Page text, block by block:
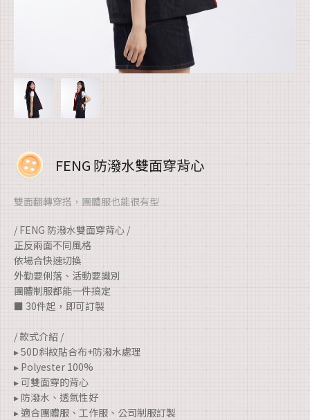
FENG 防潑水雙面穿背心
雙面翻轉穿搭，團體服也能很有型
/ FENG 防潑水雙面穿背心 /
正反兩面不同風格
依場合快速切換
外勤要俐落、活動要識別
團體制服都能一件搞定
■ 30件起，即可訂製
/ 款式介紹 /
▸ 50D斜紋貼合布+防潑水處理
▸ Polyester 100%
▸ 可雙面穿的背心
▸ 防潑水、透氣性好
▸ 適合團體服、工作服、公司制服訂製